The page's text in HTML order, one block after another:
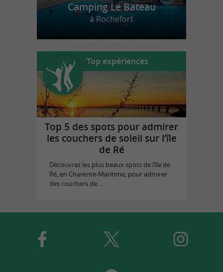
Camping Le Bateau
à Rochefort
Top expériences
Top 5 des spots pour admirer
les couchers de soleil sur l’île
de Ré
Découvrez les plus beaux spots de l’île de
Ré, en Charente-Maritime, pour admirer
des couchers de ...